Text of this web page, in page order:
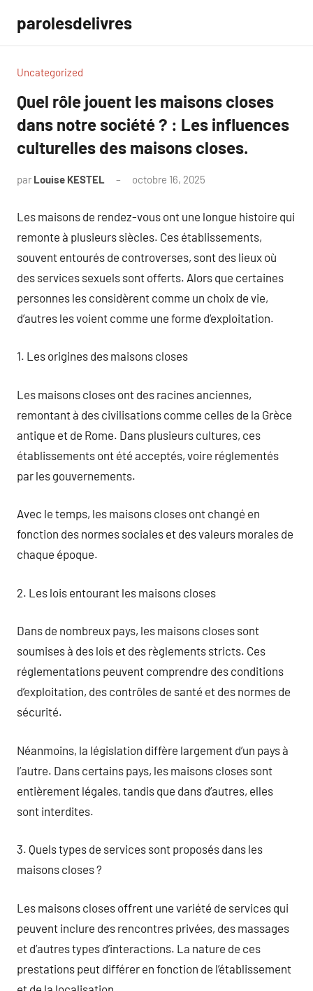
contenu
parolesdelivres
Uncategorized
Quel rôle jouent les maisons closes
dans notre société ? : Les influences
culturelles des maisons closes.
par Louise KESTEL octobre 16, 2025
Les maisons de rendez-vous ont une longue histoire qui
remonte à plusieurs siècles. Ces établissements,
souvent entourés de controverses, sont des lieux où
des services sexuels sont offerts. Alors que certaines
personnes les considèrent comme un choix de vie,
d’autres les voient comme une forme d’exploitation.
1. Les origines des maisons closes
Les maisons closes ont des racines anciennes,
remontant à des civilisations comme celles de la Grèce
antique et de Rome. Dans plusieurs cultures, ces
établissements ont été acceptés, voire réglementés
par les gouvernements.
Avec le temps, les maisons closes ont changé en
fonction des normes sociales et des valeurs morales de
chaque époque.
2. Les lois entourant les maisons closes
Dans de nombreux pays, les maisons closes sont
soumises à des lois et des règlements stricts. Ces
réglementations peuvent comprendre des conditions
d’exploitation, des contrôles de santé et des normes de
sécurité.
Néanmoins, la législation diffère largement d’un pays à
l’autre. Dans certains pays, les maisons closes sont
entièrement légales, tandis que dans d’autres, elles
sont interdites.
3. Quels types de services sont proposés dans les
maisons closes ?
Les maisons closes offrent une variété de services qui
peuvent inclure des rencontres privées, des massages
et d’autres types d’interactions. La nature de ces
prestations peut différer en fonction de l’établissement